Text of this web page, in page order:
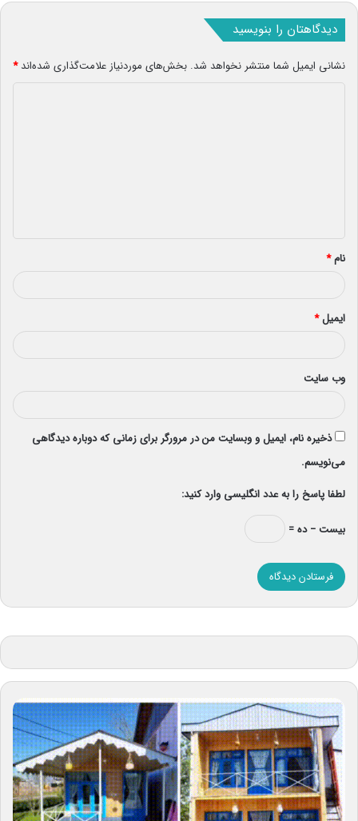
دیدگاهتان را بنویسید
نشانی ایمیل شما منتشر نخواهد شد. بخش‌های موردنیاز علامت‌گذاری شده‌اند*
*
نام*
ایمیل*
وب‌ سایت
ذخیره نام، ایمیل و وبسایت من در مرورگر برای زمانی که دوباره دیدگاهی
می‌نویسم.
لطفا پاسخ را به عدد انگلیسی وارد کنید:
بیست − ده =